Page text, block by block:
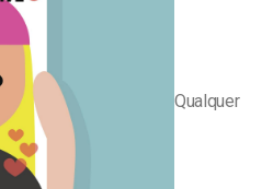
Qualquer